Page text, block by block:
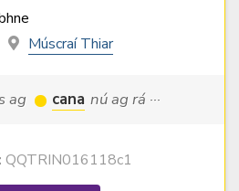
Múscraí Thiar
ag cana nú ag rá ···
: QQTRIN016118c1